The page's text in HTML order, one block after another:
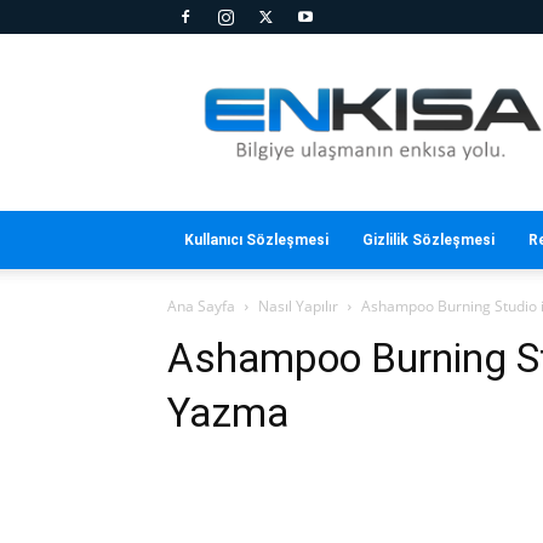
Kısa
Kullanıcı Sözleşmesi Gizlilik Sözleşmesi
Ana Sayfa Nasıl Yapılır Ashampoo Burning Studio
Ashampoo Burning
Yazma